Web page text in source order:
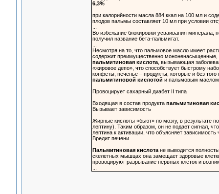
6,3%
при калорийности масла 884 ккал на 100 мл и
плодов пальмы составляет 10 мл при условии
Во избежание блокировки усваивания минерала,
получил название бета-пальмитат.
Несмотря на то, что пальмовое масло имеет
содержит преимущественно
пальмитиновая кислота, вызывающая
«жировое депо», что способствует быстрому
конфеты, печенье – продукты, которые и без
пальмитиновой кислотой и пальмовым
Провоцирует сахарный диабет II типа
Входящая в состав продукта пальмитиновая
Вызывает зависимость
Жирные кислоты «бьют» по мозгу, в результате
лептину). Таким образом, он не подает сигнал,
лептина к активации, что объясняет
Вредит печени
Пальмитиновая кислотане выводится
скелетных мышцах она замещает здоровые
провоцируют разрывание нервных клеток и